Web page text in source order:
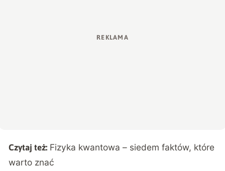
Czytaj też: Fizyka kwantowa – siedem faktów, które
warto znać